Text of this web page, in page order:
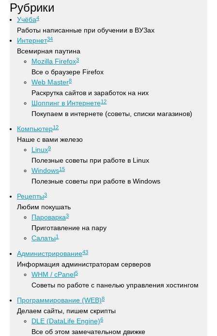
Рубрики
Учёба4
Работы написанные при обучении в ВУЗах
Интернет34
Всемирная паутина
Mozilla Firefox3
Все о браузере Firefox
Web Master8
Раскрутка сайтов и заработок на них
Шоппинг в Интернете12
Покупаем в интернете (советы, списки магазинов)
Компьютер12
Наше с вами железо
Linux9
Полезные советы при работе в Linux
Windows15
Полезные советы при работе в Windows
Рецепты3
Любим покушать
Пароварка3
Приготавление на пару
Салаты1
Администрирование43
Информация администраторам серверов
WHM / cPanel5
Советы по работе с панелью управления хостингом
Программирование (WEB)8
Делаем сайты, пишем скрипты
DLE (DataLife Engine)6
Все об этом замечательном движке